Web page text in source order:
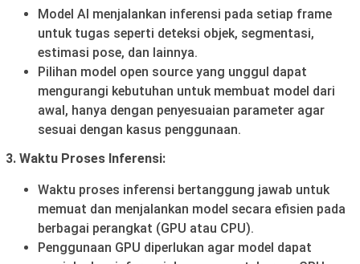
Model AI menjalankan inferensi pada setiap frame
untuk tugas seperti deteksi objek, segmentasi,
estimasi pose, dan lainnya.
Pilihan model open source yang unggul dapat
mengurangi kebutuhan untuk membuat model dari
awal, hanya dengan penyesuaian parameter agar
sesuai dengan kasus penggunaan.
3. Waktu Proses Inferensi:
Waktu proses inferensi bertanggung jawab untuk
memuat dan menjalankan model secara efisien pada
berbagai perangkat (GPU atau CPU).
Penggunaan GPU diperlukan agar model dapat